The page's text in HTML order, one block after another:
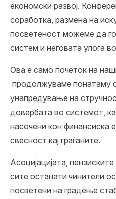
економски развој.
соработка, размена на
посветеност можеме да го
систем и неговата улога
Ова е само почеток на
продолжуваме понатаму
унапредување на
довербата во системот,
насочени кон финансиска
свесност кај граѓаните.
Асоцијацијата,
сите останати чинители
посветени на градење